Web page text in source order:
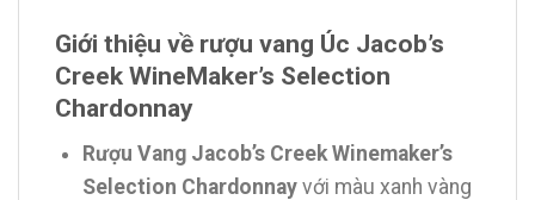
Giới thiệu về rượu vang Úc Jacob’s
Creek WineMaker’s Selection
Chardonnay
Rượu Vang Jacob’s Creek Winemaker’s
Selection Chardonnayvới màu xanh vàng